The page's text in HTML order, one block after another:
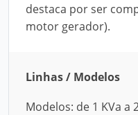
destaca por ser
motor gerador).
Linhas / Modelos
Modelos: de 1 KVa a